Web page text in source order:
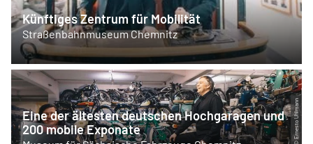
Künftiges Zentrum für Mobilität
Straßenbahnmuseum Chemnitz
Eine der ältesten deutschen Hochgaragen und
200 mobile Exponate
© Ernesto Uhlmann